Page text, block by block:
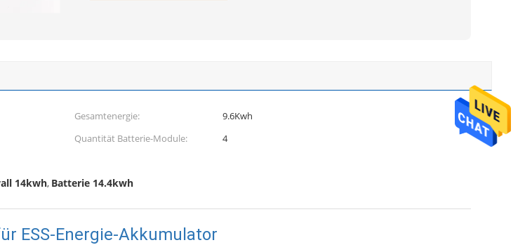
Gesamtenergie:
9.6Kwh
Quantität Batterie-Module:
4
14kwh, Batterie 14.4kwh
ESS-Energie-Akkumulator